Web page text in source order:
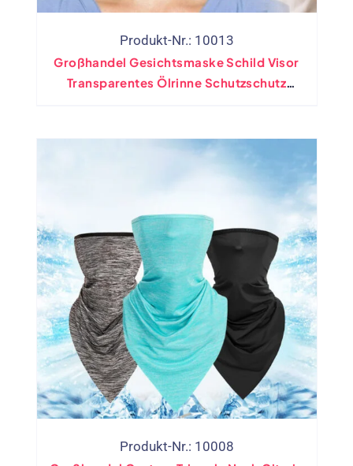
Produkt-Nr.: 10013
Großhandel Gesichtsmaske Schild Visor
Transparentes Ölrinne Schutzschutz
Produkt-Nr.: 10008